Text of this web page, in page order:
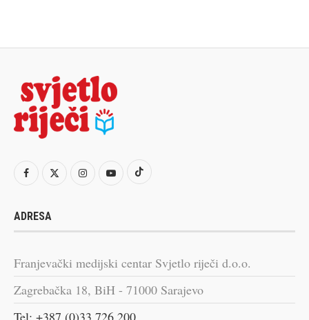
ADRESA
Franjevački medijski centar Svjetlo riječi d.o.o.
Zagrebačka 18, BiH - 71000 Sarajevo
Tel: +387 (0)33 726 200